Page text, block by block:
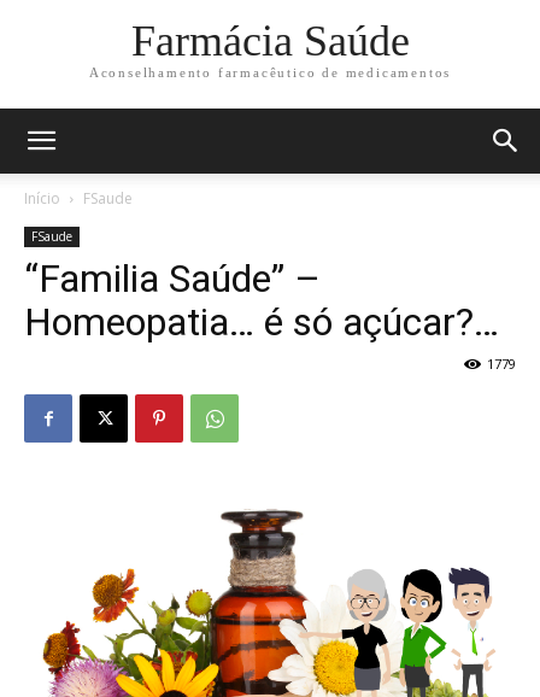
Farmácia Saúde
Aconselhamento farmacêutico de medicamentos
Início FSaude
FSaude
“Familia Saúde” –
Homeopatia… é só açúcar?…
1779